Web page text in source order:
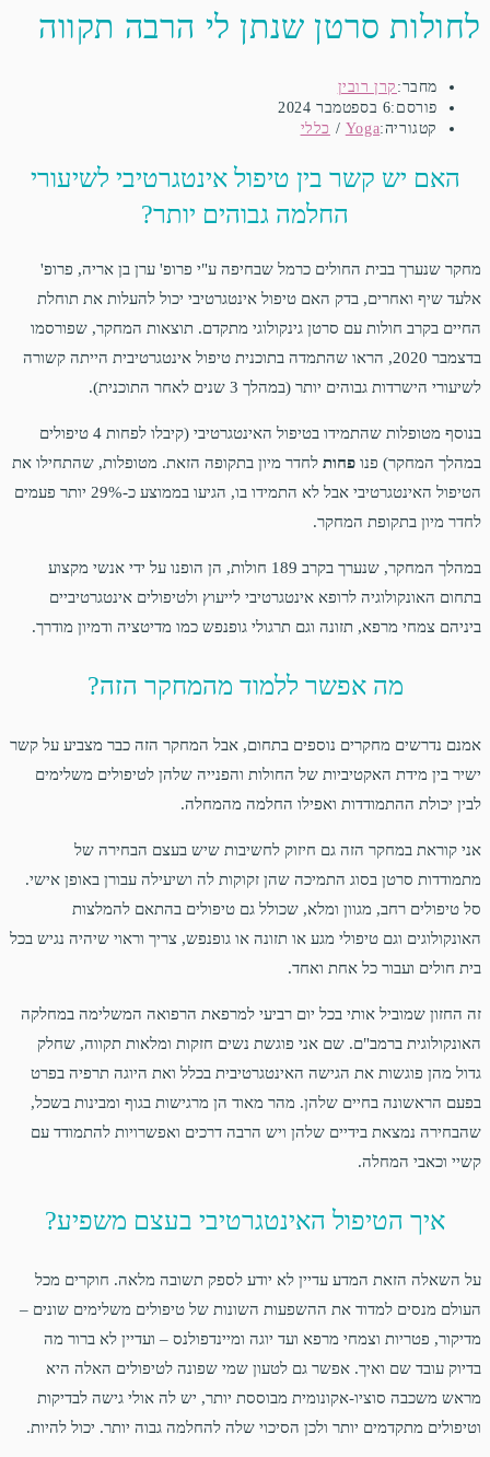
לחולות סרטן שנתן לי הרבה תקווה
מחבר: קרן רובין
פורסם:6 בספטמבר 2024
קטגוריה:Yoga
/ כללי
האם יש קשר בין טיפול אינטגרטיבי לשיעורי
החלמה גבוהים יותר?
מחקר שנערך בבית החולים כרמל שבחיפה ע"י פרופ' ערן בן אריה, פרופ'
אלעד שיף ואחרים, בדק האם טיפול אינטגרטיבי יכול להעלות את תוחלת
החיים בקרב חולות עם סרטן גינקולוגי מתקדם. תוצאות המחקר, שפורסמו
בדצמבר 2020, הראו שהתמדה בתוכנית טיפול אינטגרטיבית הייתה קשורה
לשיעורי הישרדות גבוהים יותר (במהלך 3 שנים לאחר התוכנית).
בנוסף מטופלות שהתמידו בטיפול האינטגרטיבי (קיבלו לפחות 4 טיפולים
במהלך המחקר) פנו פחות לחדר מיון בתקופה הזאת. מטופלות, שהתחילו את
הטיפול האינטגרטיבי אבל לא התמידו בו, הגיעו בממוצע כ-29% יותר פעמים
לחדר מיון בתקופת המחקר.
במהלך המחקר, שנערך בקרב 189 חולות, הן הופנו על ידי אנשי מקצוע
בתחום האונקולוגיה לרופא אינטגרטיבי לייעוץ ולטיפולים אינטגרטיביים
ביניהם צמחי מרפא, תזונה וגם תרגולי גופנפש כמו מדיטציה ודמיון מודרך.
מה אפשר ללמוד מהמחקר הזה?
אמנם נדרשים מחקרים נוספים בתחום, אבל המחקר הזה כבר מצביע על קשר
ישיר בין מידת האקטיביות של החולות והפנייה שלהן לטיפולים משלימים
לבין יכולת ההתמודדות ואפילו החלמה מהמחלה.
אני קוראת במחקר הזה גם חיזוק לחשיבות שיש בעצם הבחירה של
מתמודדות סרטן בסוג התמיכה שהן זקוקות לה ושיעילה עבורן באופן אישי.
סל טיפולים רחב, מגוון ומלא, שכולל גם טיפולים בהתאם להמלצות
האונקולוגים וגם טיפולי מגע או תזונה או גופנפש, צריך וראוי שיהיה נגיש בכל
בית חולים ועבור כל אחת ואחד.
זה החזון שמוביל אותי בכל יום רביעי למרפאת הרפואה המשלימה במחלקה
האונקולוגית ברמב"ם. שם אני פוגשת נשים חזקות ומלאות תקווה, שחלק
גדול מהן פוגשות את הגישה האינטגרטיבית בכלל ואת היוגה תרפיה בפרט
בפעם הראשונה בחיים שלהן. מהר מאוד הן מרגישות בגוף ומבינות בשכל,
שהבחירה נמצאת בידיים שלהן ויש הרבה דרכים ואפשרויות להתמודד עם
קשיי וכאבי המחלה.
איך הטיפול האינטגרטיבי בעצם משפיע?
על השאלה הזאת המדע עדיין לא יודע לספק תשובה מלאה. חוקרים מכל
העולם מנסים למדוד את ההשפעות השונות של טיפולים משלימים שונים –
מדיקור, פטריות וצמחי מרפא ועד יוגה ומיינדפולנס – ועדיין לא ברור מה
בדיוק עובד שם ואיך. אפשר גם לטעון שמי שפונה לטיפולים האלה היא
מראש משכבה סוציו-אקונומית מבוססת יותר, יש לה אולי גישה לבדיקות
וטיפולים מתקדמים יותר ולכן הסיכוי שלה להחלמה גבוה יותר. יכול להיות.